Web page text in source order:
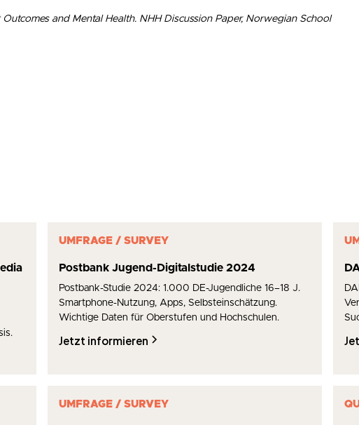
and Mental Health. NHH Discussion Paper, Norwegian School
UMFRAGE / SURVEY
Postbank Jugend-Digitalstudie 2024
Postbank-Studie 2024: 1.000 DE-Jugendliche 16–18 J.
Smartphone-Nutzung, Apps, Selbsteinschätzung.
Wichtige Daten für Oberstufen und Hochschulen.
Jetzt informieren
UMFRAGE / SURVEY